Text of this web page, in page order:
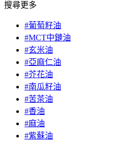
搜尋更多
#葡萄籽油
#MCT中鏈油
#玄米油
#亞麻仁油
#芥花油
#南瓜籽油
#苦茶油
#香油
#麻油
#紫蘇油